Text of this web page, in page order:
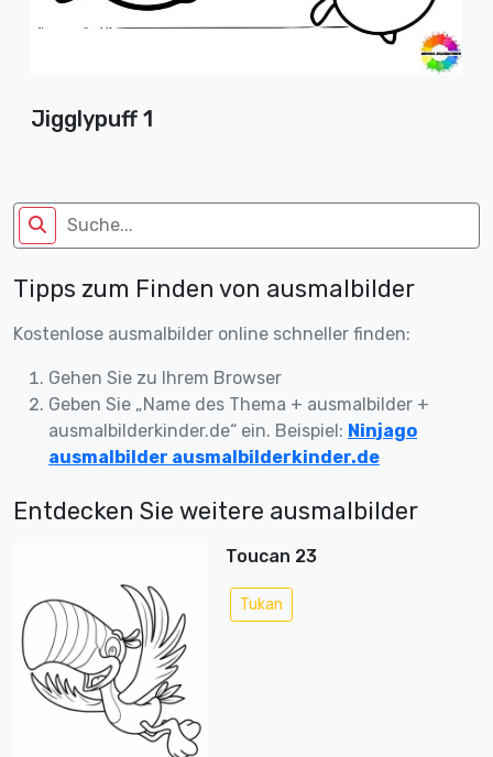
Jigglypuff 1
Tipps zum Finden von ausmalbilder
Kostenlose ausmalbilder online schneller finden:
Gehen Sie zu Ihrem Browser
Geben Sie „Name des Thema + ausmalbilder +
ausmalbilderkinder.de“ ein. Beispiel: Ninjago
ausmalbilder ausmalbilderkinder.de
Entdecken Sie weitere ausmalbilder
Toucan 23
Tukan